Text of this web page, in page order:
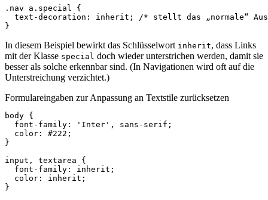
.nav
a .special
{
text-decoration : inherit ;
/* stellt das „normale“
}
In diesem Beispiel bewirkt das Schlüsselwort inherit, dass Links
mit der Klasse special doch wieder unterstrichen werden, damit sie
besser als solche erkennbar sind. (In Navigationen wird oft auf die
Unterstreichung verzichtet.)
Formulareingaben zur Anpassung an Textstile zurücksetzen
body {
font-family : 'Inter' , sans-serif ;
color : #222 ;
}
input , textarea
{
font-family : inherit ;
color : inherit ;
}